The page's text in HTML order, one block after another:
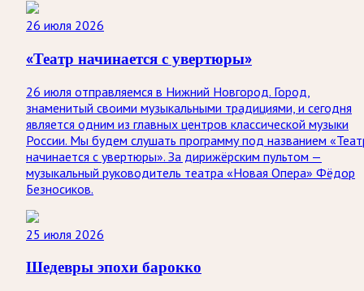
26 июля 2026
«Театр начинается с увертюры»
26 июля отправляемся в Нижний Новгород. Город,
знаменитый своими музыкальными традициями, и сегодня
является одним из главных центров классической музыки
России. Мы будем слушать программу под названием
начинается с увертюры». За дирижёрским пультом —
музыкальный руководитель театра «Новая Опера» Фёдор
Безносиков.
25 июля 2026
Шедевры эпохи барокко